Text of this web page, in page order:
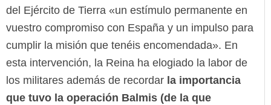
del Ejército de Tierra «un estímulo permanente en
vuestro compromiso con España y un impulso para
cumplir la misión que tenéis encomendada». En
esta intervención, la Reina ha elogiado la labor de
los militares además de recordar la importancia
que tuvo la operación Balmis (de la que